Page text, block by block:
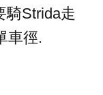
騎Strida走
車徑.